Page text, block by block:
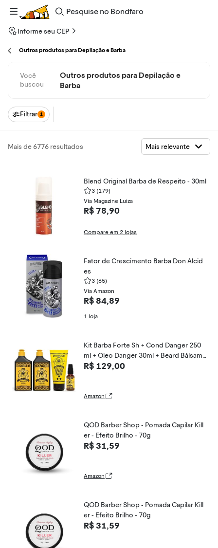
Pesquise
Bondfaro
Informe seu CEP
Outros produtos para Depilação e Barba
Você
buscou
Outros produtos para Depilação e
Barba
Filtrar 1
Mais de 6776 resultados
Blend Original Barba de Respeito - 30ml
3 (179)
Via Magazine Luiza
R$ 78,90
Compare em 2 lojas
Fator de Crescimento Barba Don Alcid
es
3 (65)
Via Amazon
R$ 84,89
1 loja
Kit Barba Forte Sh + Cond Danger 250
ml + Oleo Danger 30ml + Beard Bálsam
o 170g
R$ 129,00
Amazon
QOD Barber Shop - Pomada Capilar Kill
er - Efeito Brilho - 70g
R$ 31,59
Amazon
QOD Barber Shop - Pomada Capilar Kill
er - Efeito Brilho - 70g
R$ 31,59